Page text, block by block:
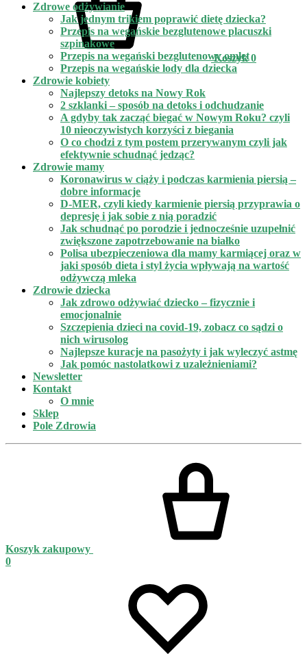
Koszyk 0
Zdrowe odżywianie
Jak jednym trikiem poprawić dietę dziecka?
Przepis na wegańskie bezglutenowe placuszki
szpinakowe
Przepis na wegański bezglutenowy omlet
Przepis na wegańskie lody dla dziecka
Zdrowie kobiety
Najlepszy detoks na Nowy Rok
2 szklanki – sposób na detoks i odchudzanie
A gdyby tak zacząć biegać w Nowym Roku? czyli
10 nieoczywistych korzyści z biegania
O co chodzi z tym postem przerywanym czyli jak
efektywnie schudnąć jedząc?
Zdrowie mamy
Koronawirus w ciąży i podczas karmienia piersią –
dobre informacje
D-MER, czyli kiedy karmienie piersią przyprawia o
depresję i jak sobie z nią poradzić
Jak schudnąć po porodzie i jednocześnie uzupełnić
zwiększone zapotrzebowanie na białko
Polisa ubezpieczeniowa dla mamy karmiącej oraz w
jaki sposób dieta i styl życia wpływają na wartość
odżywczą mleka
Zdrowie dziecka
Jak zdrowo odżywiać dziecko – fizycznie i
emocjonalnie
Szczepienia dzieci na covid-19, zobacz co sądzi o
nich wirusolog
Najlepsze kuracje na pasożyty i jak wyleczyć astmę
Jak pomóc nastolatkowi z uzależnieniami?
Newsletter
Kontakt
O mnie
Sklep
Pole Zdrowia
Koszyk zakupowy
0